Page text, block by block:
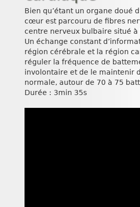
Bien qu’étant un organe doué
cœur est parcouru de fibres
centre nerveux bulbaire situé à
Un échange constant
région cérébrale et la région
réguler la fréquence de
involontaire et de le maintenir
normale, autour de 70 à 75
Durée : 3min 35s